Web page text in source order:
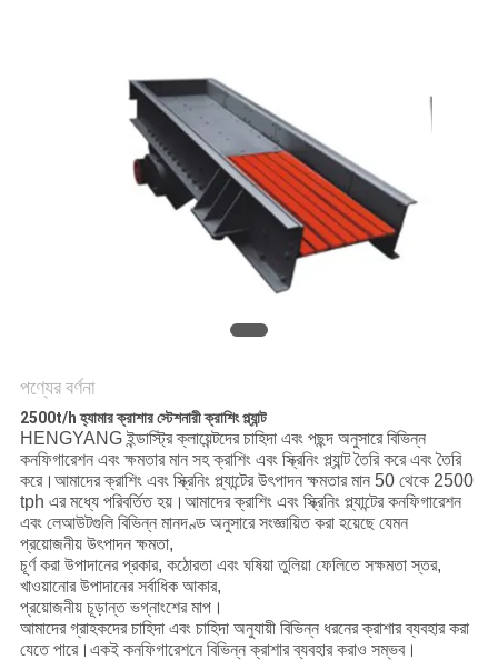
পণ্যের বর্ণনা
2500t/h হ্যামার ক্রাশার স্টেশনারী ক্রাশিং প্ল্যান্ট
HENGYANG ইন্ডাস্ট্রি ক্লায়েন্টদের চাহিদা এবং পছন্দ অনুসারে বিভিন্ন
কনফিগারেশন এবং ক্ষমতার মান সহ ক্রাশিং এবং স্ক্রিনিং প্ল্যান্ট তৈরি করে এবং তৈরি
করে।আমাদের ক্রাশিং এবং স্ক্রিনিং প্ল্যান্টের উৎপাদন ক্ষমতার মান 50 থেকে 2500
tph এর মধ্যে পরিবর্তিত হয়।আমাদের ক্রাশিং এবং স্ক্রিনিং প্ল্যান্টের কনফিগারেশন
এবং লেআউটগুলি বিভিন্ন মানদণ্ড অনুসারে সংজ্ঞায়িত করা হয়েছে যেমন
প্রয়োজনীয় উৎপাদন ক্ষমতা,
চূর্ণ করা উপাদানের প্রকার, কঠোরতা এবং ঘষিয়া তুলিয়া ফেলিতে সক্ষমতা স্তর,
খাওয়ানোর উপাদানের সর্বাধিক আকার,
প্রয়োজনীয় চূড়ান্ত ভগ্নাংশের মাপ।
আমাদের গ্রাহকদের চাহিদা এবং চাহিদা অনুযায়ী বিভিন্ন ধরনের ক্রাশার ব্যবহার করা
যেতে পারে।একই কনফিগারেশনে বিভিন্ন ক্রাশার ব্যবহার করাও সম্ভব।